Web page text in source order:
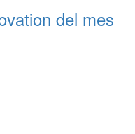
del mes